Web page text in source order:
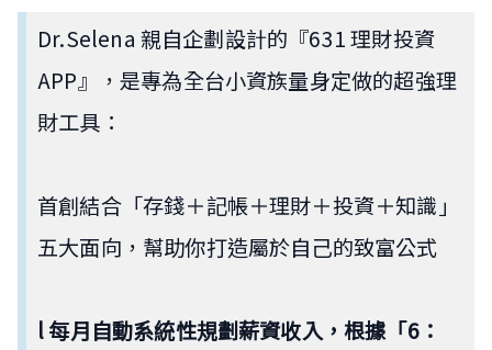
Dr.Selena 親自企劃設計的『631 理財投資
APP』，是專為全台小資族量身定做的超強理
財工具：
首創結合「存錢＋記帳＋理財＋投資＋知識」
五大面向，幫助你打造屬於自己的致富公式
l 每月自動系統性規劃薪資收入，根據「6：